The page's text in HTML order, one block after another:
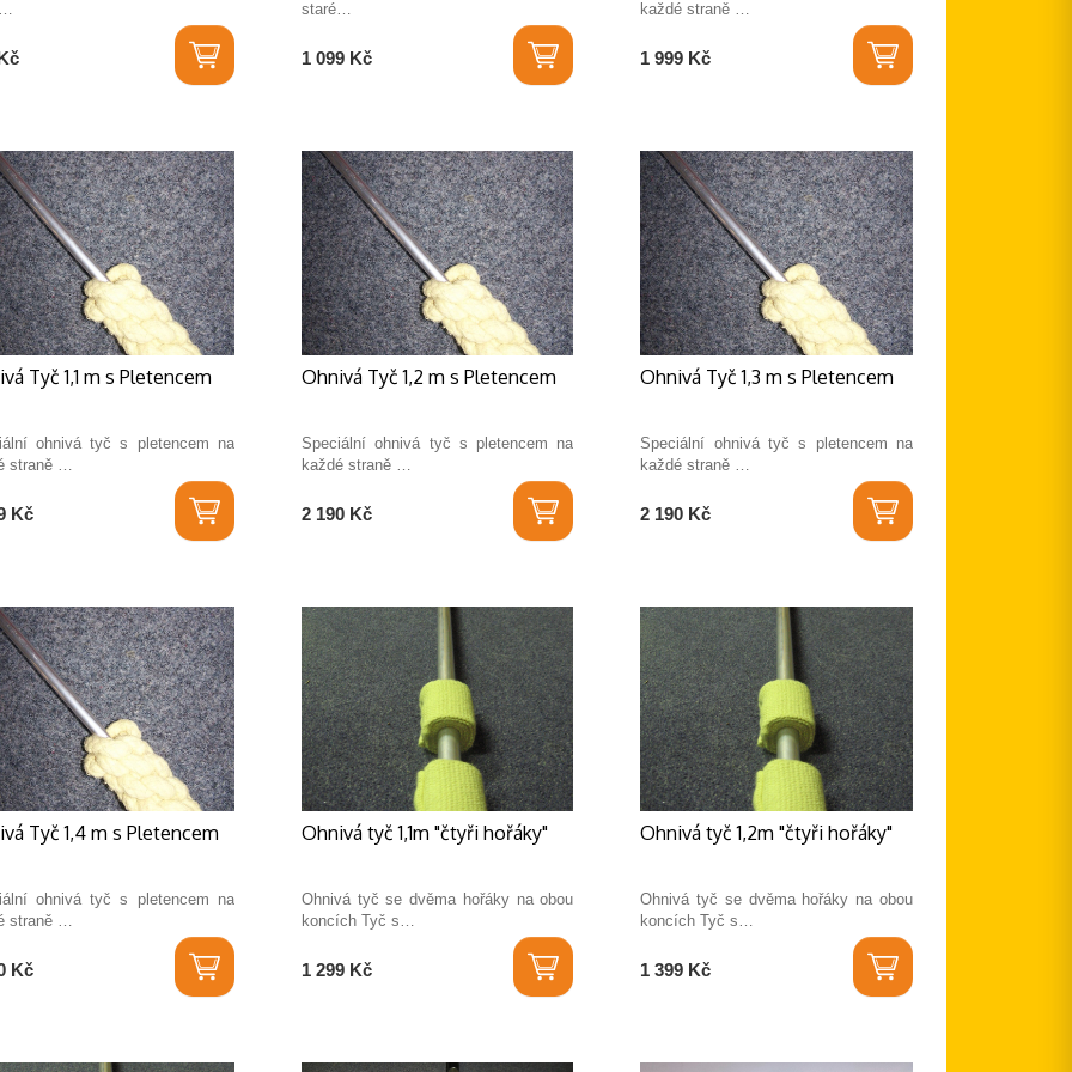
staré…
1 099 Kč
každé straně …
1 999 Kč
Tyč 1,1 m s Pletencem
ohnivá tyč s pletencem na
straně …
Kč
Ohnivá Tyč 1,2 m s Pletencem
Speciální ohnivá tyč s pletencem na
každé straně …
2 190 Kč
Ohnivá Tyč 1,3 m s Pletencem
Speciální ohnivá tyč s pletencem na
každé straně …
2 190 Kč
Tyč 1,4 m s Pletencem
ohnivá tyč s pletencem na
straně …
Kč
Ohnivá tyč 1,1m "čtyři hořáky"
Ohnivá tyč se dvěma hořáky na obou
koncích Tyč s…
1 299 Kč
Ohnivá tyč 1,2m "čtyři hořáky"
Ohnivá tyč se dvěma hořáky na obou
koncích Tyč s…
1 399 Kč